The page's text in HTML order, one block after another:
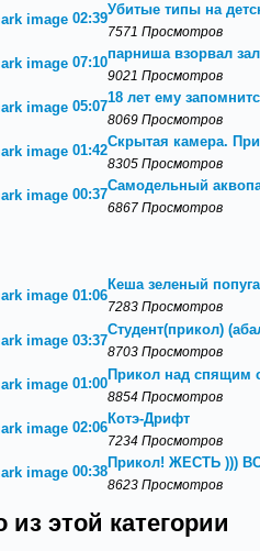
02:39
Убитые типы на
7571 Просмотров
07:10
парниша взорвал зал
9021 Просмотров
05:07
18 лет ему
8069 Просмотров
01:42
Скрытая камера.
8305 Просмотров
00:37
Самодельный
6867 Просмотров
01:06
Кеша зеленый
7283 Просмотров
03:37
Студент(прикол)
8703 Просмотров
01:00
Прикол над спящим
8854 Просмотров
02:06
Котэ-Дрифт
7234 Просмотров
00:38
Прикол! ЖЕСТЬ )))
8623 Просмотров
этой категории